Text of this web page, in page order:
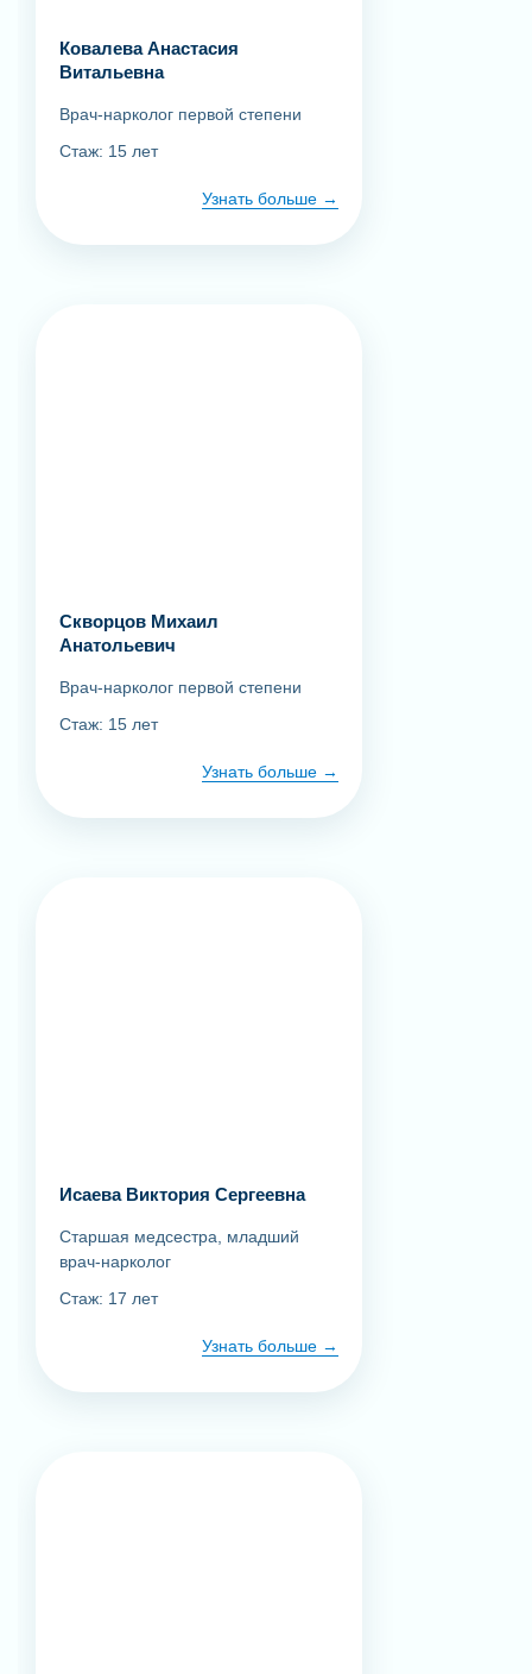
Ковалева Анастасия
Витальевна
Врач-нарколог первой степени
Стаж: 15 лет
Узнать больше
Скворцов Михаил
Анатольевич
Врач-нарколог первой степени
Стаж: 15 лет
Узнать больше
Исаева Виктория Сергеевна
Старшая медсестра, младший
врач-нарколог
Стаж: 17 лет
Узнать больше